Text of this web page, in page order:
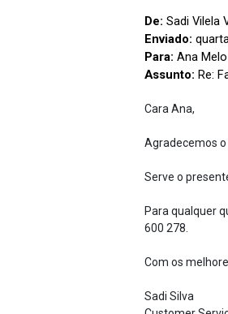
De: Sadi Vilela
Enviado:
Para: Ana
Assunto: Re:
Cara Ana,
Agradecemos o
Serve o
Para qualquer
600 278.
Com os
Sadi Silva